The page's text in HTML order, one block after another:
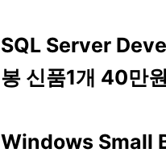
SQL Server
봉 신품1개 40만
Windows Small